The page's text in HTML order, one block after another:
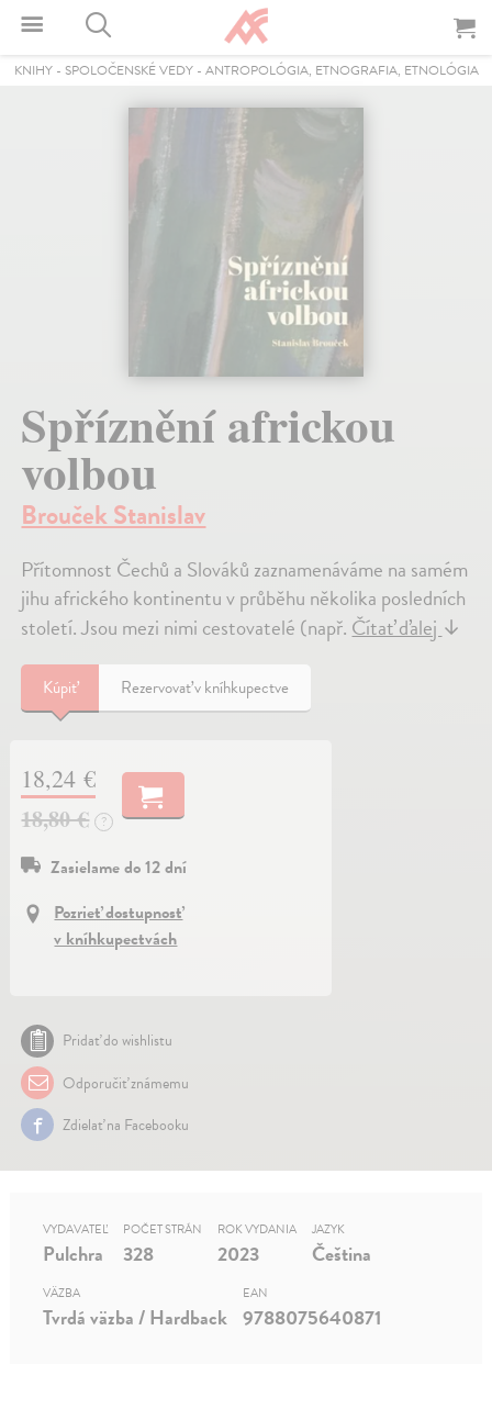
KNIHY- SPOLOČENSKÉ VEDY- ANTROPOLÓGIA, ETNOGRAFIA, ETNOLÓGIA
Spříznění africkou
volbou
Brouček Stanislav
Přítomnost Čechů a Slováků zaznamenáváme na samém
jihu afrického kontinentu v průběhu několika posledních
století. Jsou mezi nimi cestovatelé (např.Čítať ďalej↓
Kúpiť Rezervovať v kníhkupectve
18,24 €
18,80 €
?
Zasielame do 12 dní
Pozrieť dostupnosť
v kníhkupectvách
Pridať do wishlistu
Odporučiť známemu
Zdielať na Facebooku
VYDAVATEĽ
Pulchra
POČET STRÁN
328
ROK VYDANIA
2023
JAZYK
Čeština
VÄZBA
Tvrdá väzba / Hardback
EAN
9788075640871